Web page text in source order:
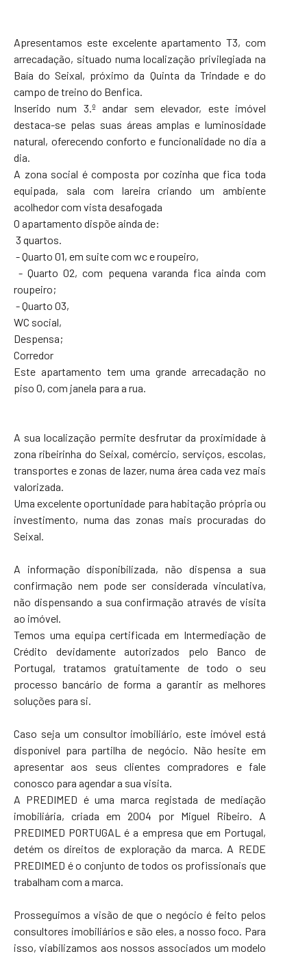
Apresentamos este excelente apartamento T3, com
arrecadação, situado numa localização privilegiada na
Baía do Seixal, próximo da Quinta da Trindade e do
campo de treino do Benfica.
Inserido num 3.º andar sem elevador, este imóvel
destaca-se pelas suas áreas amplas e luminosidade
natural, oferecendo conforto e funcionalidade no dia a
dia.
A zona social é composta por cozinha que fica toda
equipada, sala com lareira criando um ambiente
acolhedor com vista desafogada
O apartamento dispõe ainda de:
3 quartos.
- Quarto 01, em suite com wc e roupeiro,
- Quarto 02, com pequena varanda fica ainda com
roupeiro;
- Quarto 03,
WC social,
Despensa;
Corredor
Este apartamento tem uma grande arrecadação no
piso 0, com janela para a rua.
A sua localização permite desfrutar da proximidade à
zona ribeirinha do Seixal, comércio, serviços, escolas,
transportes e zonas de lazer, numa área cada vez mais
valorizada.
Uma excelente oportunidade para habitação própria ou
investimento, numa das zonas mais procuradas do
Seixal.
A informação disponibilizada, não dispensa a sua
confirmação nem pode ser considerada vinculativa,
não dispensando a sua confirmação através de visita
ao imóvel.
Temos uma equipa certificada em Intermediação de
Crédito devidamente autorizados pelo Banco de
Portugal, tratamos gratuitamente de todo o seu
processo bancário de forma a garantir as melhores
soluções para si.
Caso seja um consultor imobiliário, este imóvel está
disponível para partilha de negócio. Não hesite em
apresentar aos seus clientes compradores e fale
conosco para agendar a sua visita.
A PREDIMED é uma marca registada de mediação
imobiliária, criada em 2004 por Miguel Ribeiro. A
PREDIMED PORTUGAL é a empresa que em Portugal,
detém os direitos de exploração da marca. A REDE
PREDIMED é o conjunto de todos os profissionais que
trabalham com a marca.
Prosseguimos a visão de que o negócio é feito pelos
consultores imobiliários e são eles, a nosso foco. Para
isso, viabilizamos aos nossos associados um modelo